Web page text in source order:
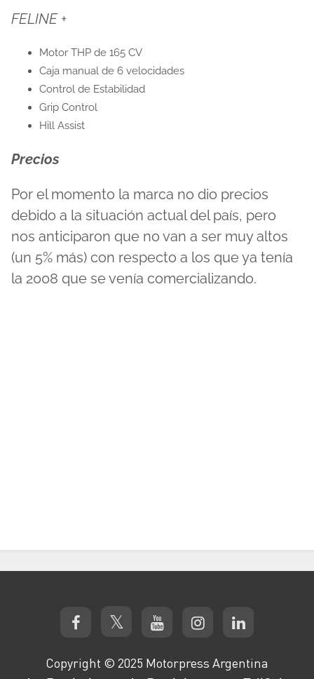
FELINE +
Motor THP de 165 CV
Caja manual de 6 velocidades
Control de Estabilidad
Grip Control
Hill Assist
Precios
Por el momento la marca no dio precios
debido a la situación actual del país, pero
nos anticiparon que no van a ser muy altos
(un 5% más) con respecto a los que ya tenía
la 2008 que se venía comercializando.
Copyright © 2025 Motorpress Argentina